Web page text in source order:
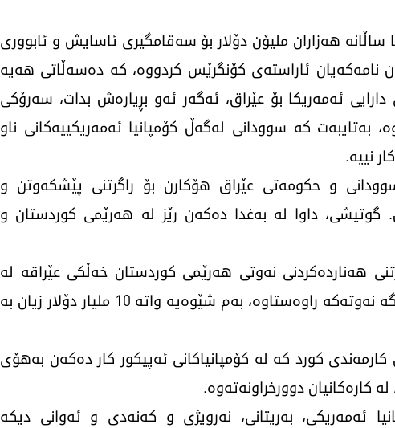
ساڵانه‌ هه‌زاران ملیۆن دۆلار بۆ سه‌قامگیری ئاسایش و ئابووری
نامه‌كه‌یان ئاراسته‌ی كۆنگرێس كردووه‌، كه‌ ده‌سه‌ڵاتی هه‌یه‌
دارایی ئه‌مه‌ریكا بۆ عێراق، ئه‌گه‌ر ئه‌و بڕیاره‌ش بدات، سه‌رۆكی
به‌تایبه‌ت كه‌ سوودانی له‌گه‌ڵ كۆمپانیا ئه‌مه‌ریكییه‌كانی ناو
نییه‌.
و حكومه‌تی عێراق هۆكارن بۆ راگرتنی پێشكه‌وتن و
گوتیشی، داوا له‌ به‌غدا ده‌كه‌ن رێز له‌ هه‌رێمی كوردستان و
هه‌نارده‌كردنی نه‌وتی هه‌رێمی كوردستان خه‌ڵكی عێراقه‌ له‌
به‌سڕه‌ تاوه‌كو چۆمان، بۆ نموونه‌ 10 مانگه‌ نه‌وته‌كه‌ راوه‌ستاوه‌، به‌م شێوه‌یه‌ واته‌ 10 ملیار دۆلار زیان به‌
كورد كه‌ له‌ كۆمپانیاكانی ئه‌پیكور كار ده‌كه‌ن به‌هۆی
كاره‌كانیان دوورخراونه‌ته‌وه‌.
ئه‌مه‌ریكی، به‌ریتانی، نه‌رویژی و كه‌نه‌دی و ئه‌وانی دیكه‌